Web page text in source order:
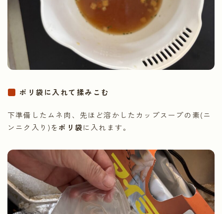
ポリ袋に入れて揉みこむ
下準備したムネ肉、先ほど溶かしたカップスープの素(ニ
ンニク入り)をポリ袋に入れます。